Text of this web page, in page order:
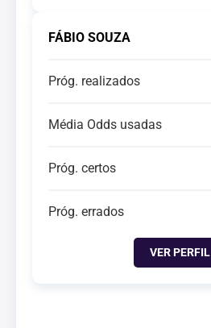
FÁBIO SOUZA
Próg. realizados
Média Odds usadas
Próg. certos
Próg. errados
VER PERFIL